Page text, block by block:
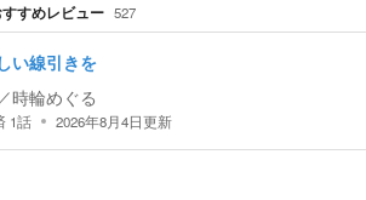
すめレビュー 527
い線引きを
／時輪めぐる
1話 2026年8月4日更新